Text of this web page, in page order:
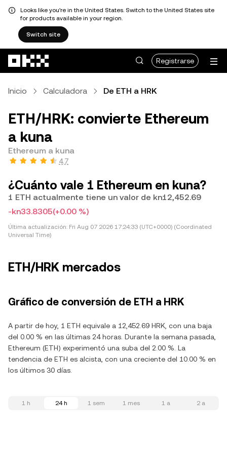
Looks like you're in the United States. Switch to the United States site
for products available in your region.
Switch site
Registrarse
Inicio Calculadora De ETH a HRK
ETH/HRK: convierte Ethereum
a kuna
Ethereum a kuna
4.7
¿Cuánto vale 1 Ethereum en kuna?
1 ETH actualmente tiene un valor de kn12,452.69
-kn33.8305(+0.00 %)
Última actualización: Fri Aug 07 2026 17:24:33 (UTC+0000) (Coordinated
Universal Time)
ETH/HRK mercados
Gráfico de conversión de ETH a HRK
A partir de hoy, 1 ETH equivale a 12,452.69 HRK, con una baja
del 0.00 % en las últimas 24 horas. Durante la semana pasada,
Ethereum (ETH) experimentó una suba del 2.00 %. La
tendencia de ETH es alcista, con una creciente del 10.00 % en
los últimos 30 días.
1 h 24 h 1 sem 1 mes 1 a 2 a